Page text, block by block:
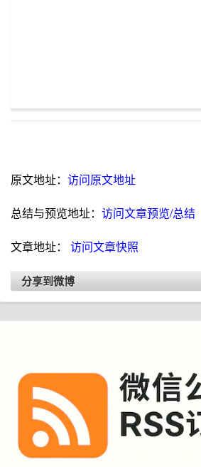
原文地址： 访问原文地址
总结与预览地址： 访问文章预览/总结
文章地址： 访问文章快照
分享到微博